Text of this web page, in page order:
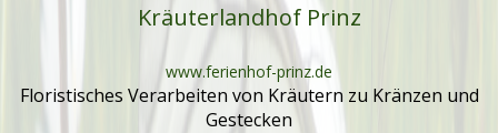
Kräuterlandhof Prinz
www.ferienhof-prinz.de
Floristisches Verarbeiten von Kräutern zu Kränzen und
Gestecken